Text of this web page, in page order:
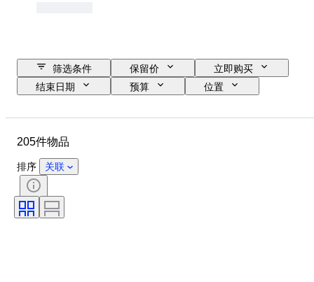
筛选条件 保留价
立即购买
结束日期
预算
位置
时期
CoC（符合性证书）
205件物品
排序 关联